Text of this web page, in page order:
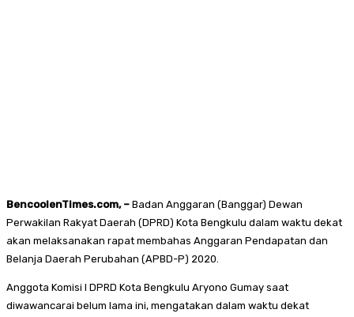
BencoolenTimes.com, – Badan Anggaran (Banggar) Dewan
Perwakilan Rakyat Daerah (DPRD) Kota Bengkulu dalam waktu dekat
akan melaksanakan rapat membahas Anggaran Pendapatan dan
Belanja Daerah Perubahan (APBD-P) 2020.
Anggota Komisi I DPRD Kota Bengkulu Aryono Gumay saat
diwawancarai belum lama ini, mengatakan dalam waktu dekat